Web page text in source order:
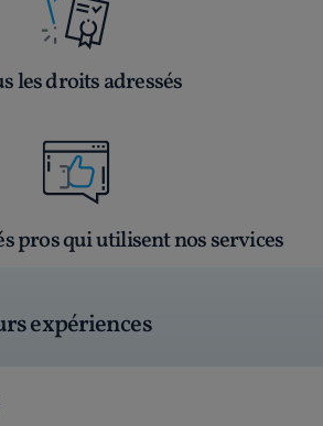
les droits adressés
pros qui utilisent nos services
expériences